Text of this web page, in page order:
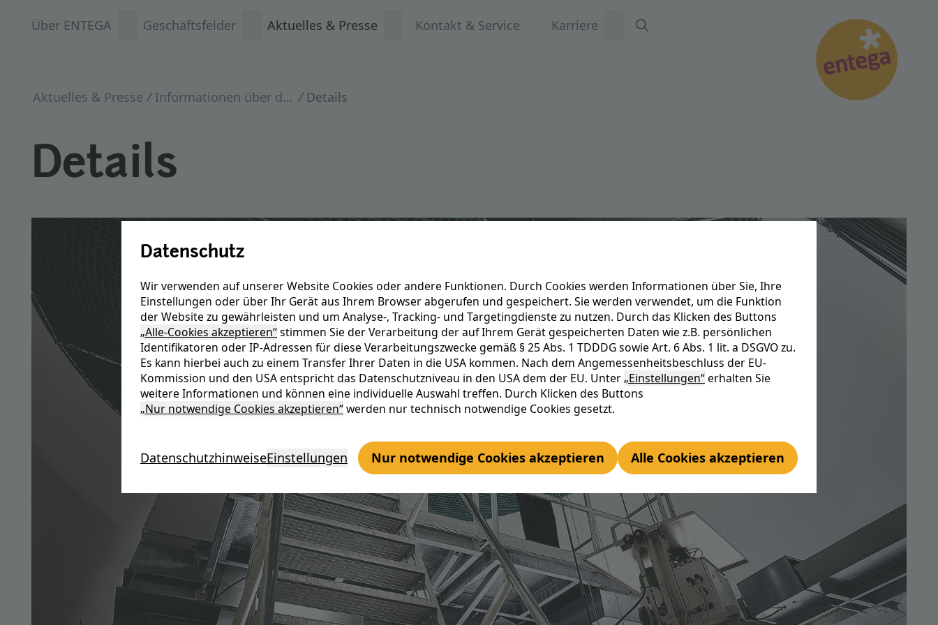
Datenschutz
Wir verwenden auf unserer Website Cookies oder andere Funktionen. Durch Cookies werden Informationen über Sie, Ihre
Einstellungen oder über Ihr Gerät aus Ihrem Browser abgerufen und gespeichert. Sie werden verwendet, um die Funktion
der Website zu gewährleisten und um Analyse-, Tracking- und Targetingdienste zu nutzen. Durch das Klicken des Buttons
„Alle-Cookies akzeptieren“stimmen Sie der Verarbeitung der auf Ihrem Gerät gespeicherten Daten wie z.B. persönlichen
Identifikatoren oder IP-Adressen für diese Verarbeitungszwecke gemäß § 25 Abs. 1 TDDDG sowie Art. 6 Abs. 1 lit. a DSGVO zu.
Es kann hierbei auch zu einem Transfer Ihrer Daten in die USA kommen. Nach dem Angemessenheitsbeschluss der EU-
Kommission und den USA entspricht das Datenschutzniveau in den USA dem der EU. Unter„Einstellungen“erhalten Sie
weitere Informationen und können eine individuelle Auswahl treffen. Durch Klicken des Buttons
„Nur notwendige Cookies akzeptieren“werden nur technisch notwendige Cookies gesetzt.
DatenschutzhinweiseEinstellungen Nur notwendige Cookies akzeptieren Alle Cookies akzeptieren
Über ENTEGA Geschäftsfelder Aktuelles & Presse Kontakt & Service Karriere
Aktuelles & Presse Informationen über das GTKW Details
Details